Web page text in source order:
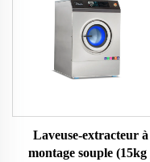
Laveuse-extracteur à
montage souple (15kg